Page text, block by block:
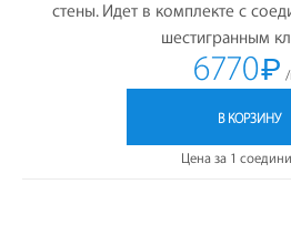
стены. Идет в комплекте с
шестигранным
6770₽
В КОРЗИНУ
Цена за 1